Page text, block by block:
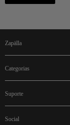
zapälla
categorias
suporte
social